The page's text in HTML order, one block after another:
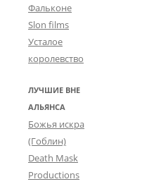
а
р
ш
н
к
о
в
М
а
к
Фальконе
Slon films
Усталое
королевство
ЛУЧШИЕ ВНЕ
АЛЬЯНСА
Божья искра
(Гоблин)
Death Mask
Productions